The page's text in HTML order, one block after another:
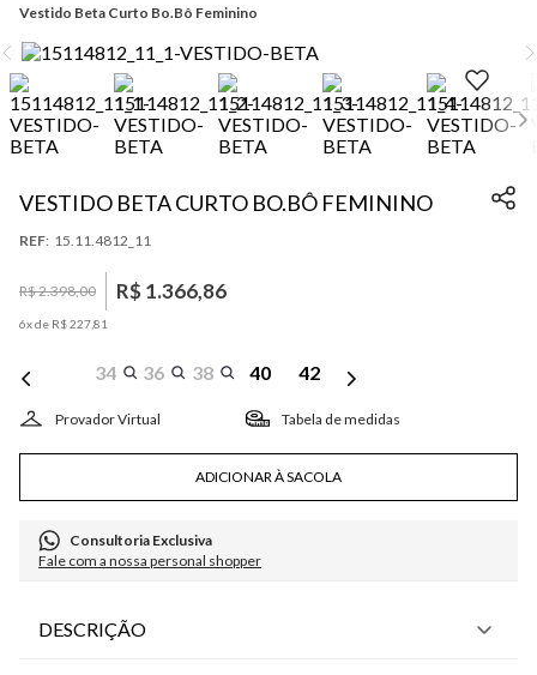
Vestido Beta Curto Bo.Bô Feminino
VESTIDO BETA CURTO BO.BÔ FEMININO
: 15.11.4812_11
R$2.398,00 R$1.366,86
6x de R$22781
34 36 38 40 42
Tabela de medidas
ADICIONAR À SACOLA
Consultoria Exclusiva
Fale com a nossa personal shopper
DESCRIÇÃO